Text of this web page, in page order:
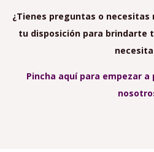
¿Tienes preguntas o necesitas
tu disposición para brindarte
Pincha aquí para empezar